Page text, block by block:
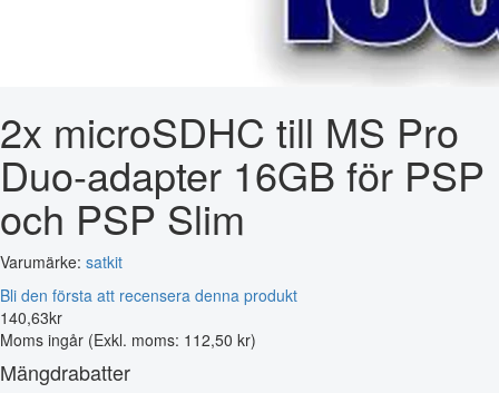
2x microSDHC till MS Pro
Duo-adapter 16GB för PSP
och PSP Slim
Varumärke: satkit
Bli den första att recensera denna produkt
140,63kr
Moms ingår (Exkl. moms: 112,50 kr)
Mängdrabatter